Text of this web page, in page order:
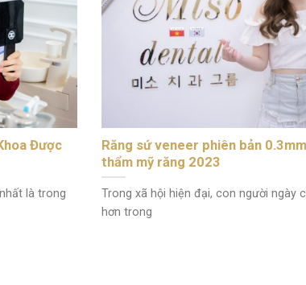
Được
là trong
Răng sứ veneer phiên bản
thẩm mỹ răng 2023
Trong xã hội hiện đại, con người ngày
hơn trong